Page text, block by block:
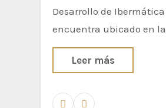
Desarrollo de
encuentra ubicado en
Leer más